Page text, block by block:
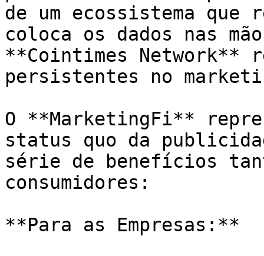
de um ecossistema que
coloca os dados nas
**Cointimes Network**
persistentes no
O **MarketingFi**
status quo da
série de benefícios
consumidores:
**Para as Empresas:**